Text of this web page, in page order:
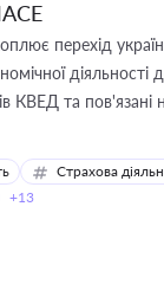
перехід
діяльності
КВЕД та пов'язані
Страхова
+13